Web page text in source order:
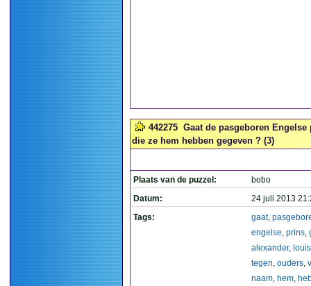
442275 Gaat de pasgeboren
die ze hem hebben gegeven ? (3)
Plaats van de puzzel:
bobo
Datum:
24 juli 2013
Tags:
gaat,
engelse, prins,
alexander, louis
tegen, ouders,
naam, hem,